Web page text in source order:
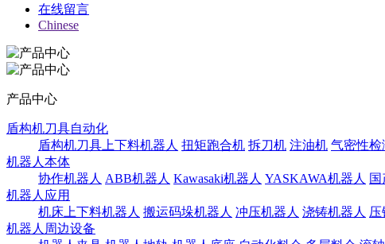
在线留言
Chinese
产品中心
盾构机刀具自动化
盾构机刀具上下料机器人 扭矩跑合机 拆刀机 注油机 气密性检
机器人本体
协作机器人 ABB机器人 Kawasaki机器人 YASKAWA机器人 国
机器人应用
机床上下料机器人 搬运码垛机器人 冲压机器人 浇铸机器人 压
机器人周边设备